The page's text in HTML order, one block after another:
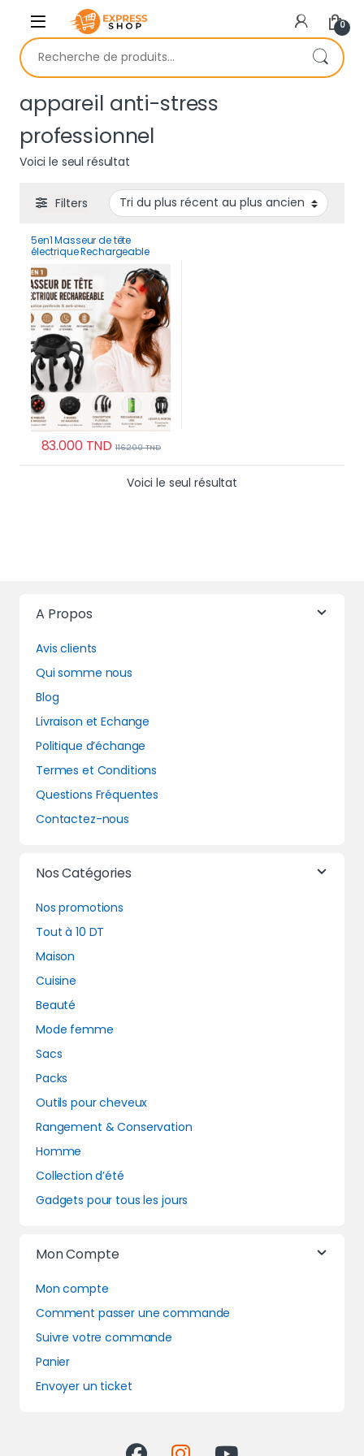
Skip to navigation
Skip to content
0
Recherche pour :
appareil anti-stress
professionnel
Voici le seul résultat
Filters
5en1 Masseur de tête
électrique Rechargeable
relaxation profonde et anti
stress
83.000TND 116.200TND
Voici le seul résultat
A Propos
Avis clients
Qui somme nous
Blog
Livraison et Echange
Politique d’échange
Termes et Conditions
Questions Fréquentes
Contactez-nous
Nos Catégories
Nos promotions
Tout à 10 DT
Maison
Cuisine
Beauté
Mode femme
Sacs
Packs
Outils pour cheveux
Rangement & Conservation
Homme
Collection d’été
Gadgets pour tous les jours
Mon Compte
Mon compte
Comment passer une commande
Suivre votre commande
Panier
Envoyer un ticket